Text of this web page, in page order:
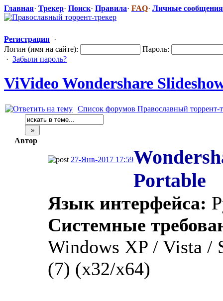
Главная· Трекер· Поиск· Правила· FAQ· Личные сообщения
Регистрация ·
Логин (имя на сайте):
Пароль:
· Забыли пароль?
ViVideo Wondershare
Список форумов Православный торрент-
Автор
27-Янв-2017 17:59
Portable
Язык интерфейса:
Системные
Windows XP / Vista /
(7) (x32/x64)